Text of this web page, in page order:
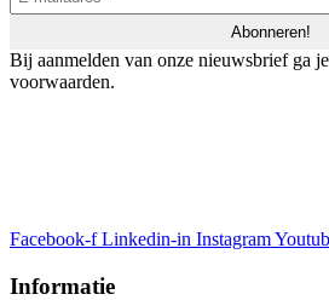
Bij aanmelden van onze nieuwsbrief ga
voorwaarden.
Facebook-f Linkedin-in Instagram
Informatie